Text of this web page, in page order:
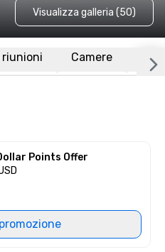
Visualizza galleria (50)
riunioni Camere
Points Offer